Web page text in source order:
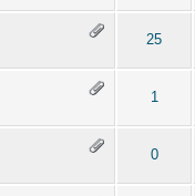
25
1
0